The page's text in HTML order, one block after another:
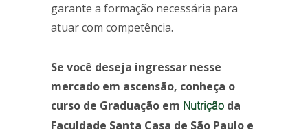
garante a formação necessária para
atuar com competência.
Se você deseja ingressar nesse
mercado em ascensão, conheça o
curso de Graduação em Nutrição da
Faculdade Santa Casa de São Paulo e